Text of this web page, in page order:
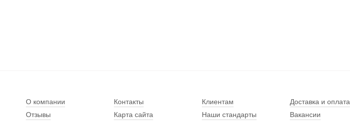
О компании Контакты Клиентам Доставка и оплата
Отзывы
Карта сайта Наши стандарты Вакансии